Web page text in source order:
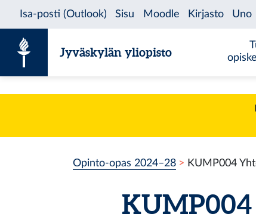
Jyväskylän yliopisto
Opinto-opas 2024–28 KUMP004
KUMP004